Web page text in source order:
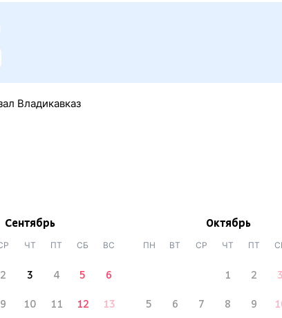
Владикавказ
Сентябрь
ЧТ ПТ СБ ВС
2 3 4 5 6
9 10 11 12 13
Октябрь
ПН ВТ СР ЧТ ПТ
1 2 3
5 6 7 8 9